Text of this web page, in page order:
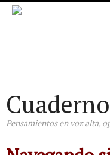
Pensamientos en voz alta,